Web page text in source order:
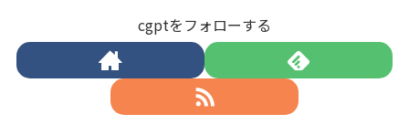
cgptをフォローする